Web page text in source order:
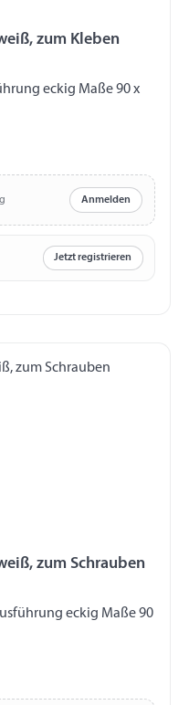
zum Kleben
eckig Maße 90 x
Anmelden
Jetzt registrieren
zum Schrauben
eckig Maße 90